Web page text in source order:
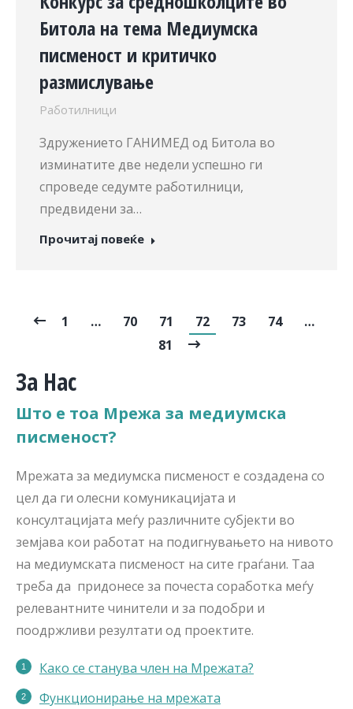
Битола на тема Медиумска
писменост и критичко
размислување
Работилници
Здружението ГАНИМЕД од Битола во
изминатите две недели успешно ги
спроведе седумте работилници,
предвидени за…
Прочитај повеќе
1 … 70 71 72 73 74
…
81
За Нас
Што е тоа Мрежа за медиумска
писменост?
Мрежата за медиумска писменост е создадена со
цел да ги олесни комуникацијата и
консултацијата меѓу различните субјекти во
земјава кои работат на подигнувањето на нивото
на медиумската писменост на сите граѓани. Таа
треба да придонесе за почеста соработка меѓу
релевантните чинители и за подобри и
поодржливи резултати од проектите.
Како се станува член на Мрежата?
Функционирање на мрежата